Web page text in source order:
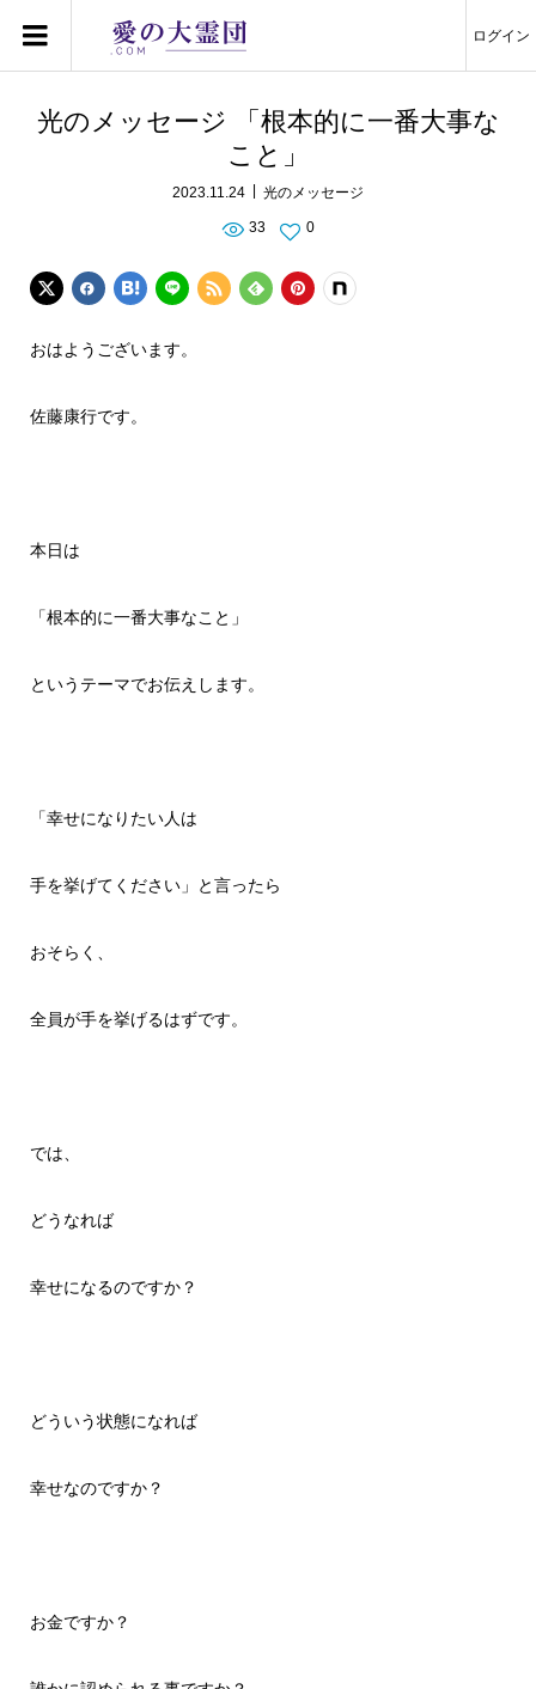
ログイン
光のメッセージ 「根本的に一番大事な
こと」
2023.11.24 光のメッセージ
33 0
おはようございます。
佐藤康行です。
本日は
「根本的に一番大事なこと」
というテーマでお伝えします。
「幸せになりたい人は
手を挙げてください」と言ったら
おそらく、
全員が手を挙げるはずです。
では、
どうなれば
幸せになるのですか？
どういう状態になれば
幸せなのですか？
お金ですか？